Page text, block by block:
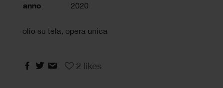
anno 2020
olio su tela, opera unica
2 likes